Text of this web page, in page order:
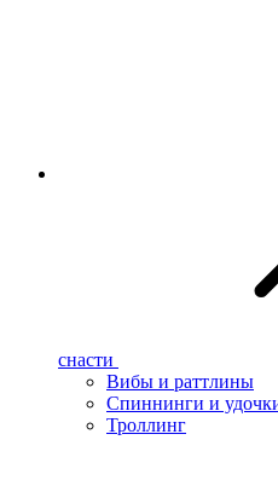
снасти
Вибы и раттлины
Спиннинги и
Троллинг